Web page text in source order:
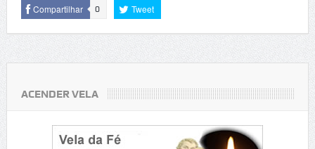
Compartilhar 0 Tweet
ACENDER VELA